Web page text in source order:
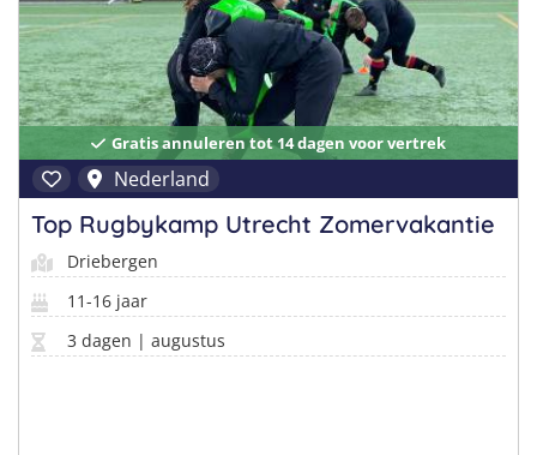
Gratis annuleren tot 14 dagen voor vertrek
Nederland
Top Rugbykamp Utrecht Zomervakantie
Driebergen
11-16 jaar
3 dagen | augustus